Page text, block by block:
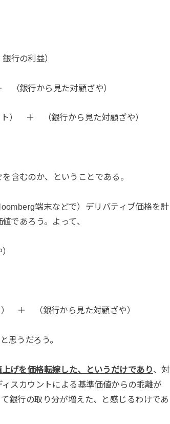
の利益）
から見た対顧ざや）
銀行から見た対顧ざや）
含むのか、ということである。
端末などで）デリバティブ価格を計
であろう。よって、
＋ （銀行から見た対顧ざや）
思うだろう。
げを価格転嫁した、というだけであり、対
スカウントによる基準価値からの乖離が
銀行の取り分が増えた、と感じるわけであ